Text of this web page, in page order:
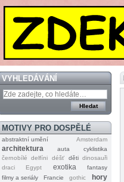
VYHLEDÁVÁNÍ
MOTIVY PRO DOSPĚLÉ
abstraktní umění Amsterdam
architektura auta
cyklistika
černobílé
delfíni déšť děti dinosauři
draci
Egypt exotika
fantasy
filmy a seriály
Francie gothic hory